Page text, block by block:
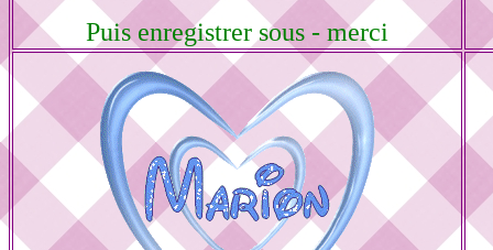
Puis enregistrer sous - merci